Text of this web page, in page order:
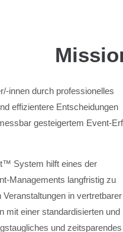
innen durch professionelles
effizientere Entscheidungen
gesteigertem Event-
System hilft eines der
Managements langfristig zu
in
mit einer standardisierten und
und zeitsparendes